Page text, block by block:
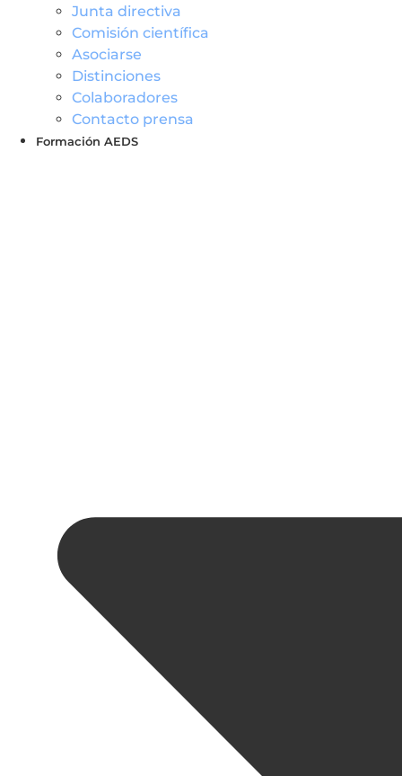
Junta directiva
Comisión científica
Asociarse
Distinciones
Colaboradores
Contacto prensa
Formación AEDS